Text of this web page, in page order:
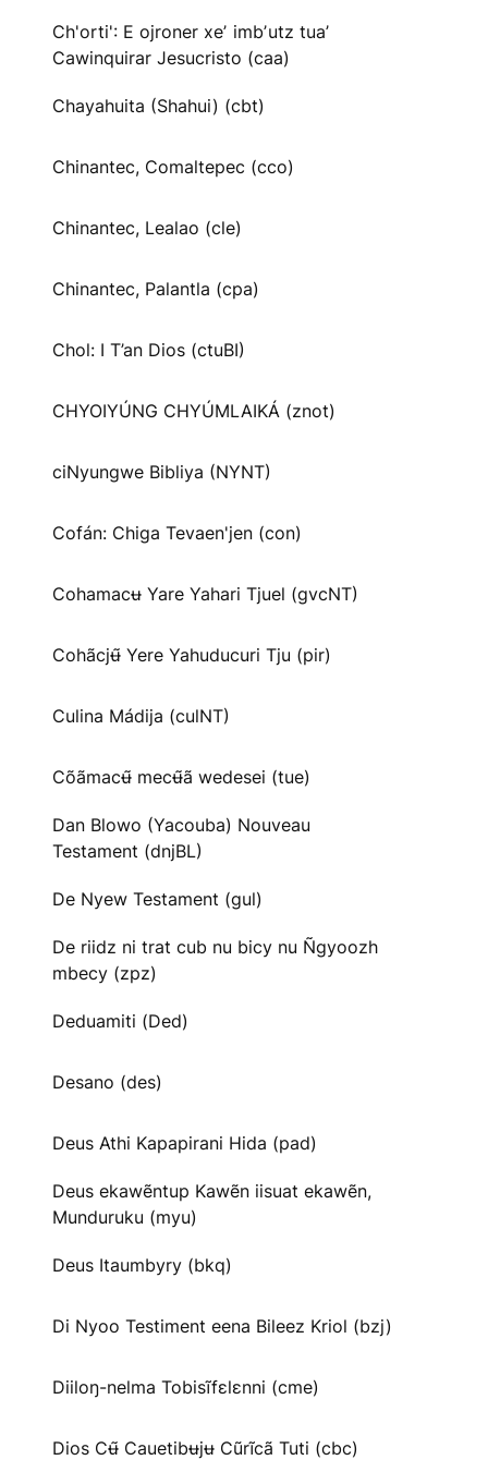
Ch'orti': E ojroner xeʼ imbʼutz tuaʼ
Cawinquirar Jesucristo (caa)
Chayahuita (Shahui) (cbt)
Chinantec, Comaltepec (cco)
Chinantec, Lealao (cle)
Chinantec, Palantla (cpa)
Chol: I T’an Dios (ctuBI)
CHYOIYÚNG CHYÚMLAIKÁ (znot)
ciNyungwe Bibliya (NYNT)
Cofán: Chiga Tevaen'jen (con)
Cohamacʉ Yare Yahari Tjuel (gvcNT)
Cohãcjʉ̃ Yere Yahuducuri Tju (pir)
Culina Mádija (culNT)
Cõãmacʉ̃ mecʉ̃ã wedesei (tue)
Dan Blowo (Yacouba) Nouveau
Testament (dnjBL)
De Nyew Testament (gul)
De riidz ni trat cub nu bicy nu Ñgyoozh
mbecy (zpz)
Deduamiti (Ded)
Desano (des)
Deus Athi Kapapirani Hida (pad)
Deus ekawẽntup Kawẽn iisuat ekawẽn,
Munduruku (myu)
Deus Itaumbyry (bkq)
Di Nyoo Testiment eena Bileez Kriol (bzj)
Diiloŋ-nelma Tobisĩfɛlɛnni (cme)
Dios Cʉ̃ Cauetibʉjʉ Cũrĩcã Tuti (cbc)